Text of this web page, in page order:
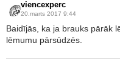
viencexperc
20.marts 2017 9:44
Baidījās, ka ja brauks pārāk
lēmumu pārsūdzēs.